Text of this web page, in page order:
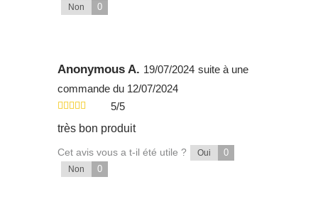
Non 0
Anonymous A. 19/07/2024 suite à une
commande du 12/07/2024
5/5
très bon produit
Cet avis vous a t-il été utile ? Oui 0
Non 0